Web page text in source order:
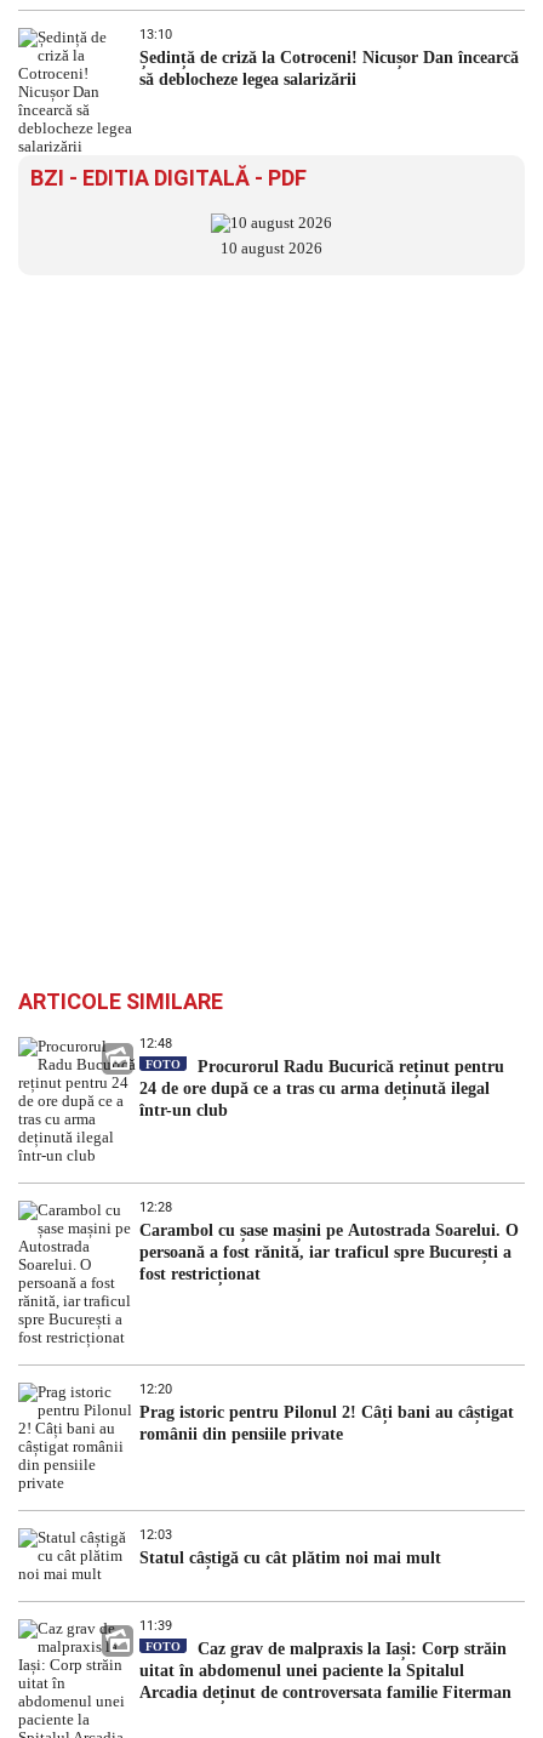
13:10
Ședință de criză la Cotroceni! Nicușor Dan încearcă
să deblocheze legea salarizării
BZI - EDITIA DIGITALĂ - PDF
10 august 2026
ARTICOLE SIMILARE
12:48
FOTO
Procurorul Radu Bucurică reținut pentru
24 de ore după ce a tras cu arma deținută ilegal
într-un club
12:28
Carambol cu șase mașini pe Autostrada Soarelui. O
persoană a fost rănită, iar traficul spre București a
fost restricționat
12:20
Prag istoric pentru Pilonul 2! Câți bani au câștigat
românii din pensiile private
12:03
Statul câștigă cu cât plătim noi mai mult
11:39
FOTO
Caz grav de malpraxis la Iași: Corp străin
uitat în abdomenul unei paciente la Spitalul
Arcadia deținut de controversata familie Fiterman